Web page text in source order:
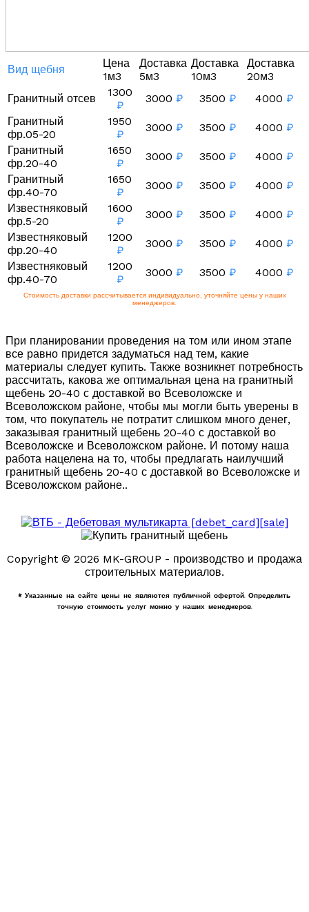
Вид щебня
Цена
1м3
Доставка
5м3
Доставка
10м3
Доставка
20м3
Гранитный отсев
1300
₽
3000 ₽ 3500 ₽ 4000 ₽
Гранитный
фр.05-20
1950
₽
3000 ₽ 3500 ₽ 4000 ₽
Гранитный
фр.20-40
1650
₽
3000 ₽ 3500 ₽ 4000 ₽
Гранитный
фр.40-70
1650
₽
3000 ₽ 3500 ₽ 4000 ₽
Известняковый
фр.5-20
1600
₽
3000 ₽ 3500 ₽ 4000 ₽
Известняковый
фр.20-40
1200
₽
3000 ₽ 3500 ₽ 4000 ₽
Известняковый
фр.40-70
1200
₽
3000 ₽ 3500 ₽ 4000 ₽
Стоимость доставки рассчитывается индивидуально, уточняйте цены у наших
менеджеров.
При планировании проведения на том или ином этапе
все равно придется задуматься над тем, какие
материалы следует купить. Также возникнет потребность
рассчитать, какова же оптимальная цена на гранитный
щебень 20-40 с доставкой во Всеволожске и
Всеволожском районе, чтобы мы могли быть уверены в
том, что покупатель не потратит слишком много денег,
заказывая гранитный щебень 20-40 с доставкой во
Всеволожске и Всеволожском районе. И потому наша
работа нацелена на то, чтобы предлагать наилучший
гранитный щебень 20-40 с доставкой во Всеволожске и
Всеволожском районе..
Copyright © 2026 MK-GROUP - производство и продажа
строительных материалов.
* Указанные на сайте цены не являются публичной офертой. Определить
точную стоимость услуг можно у наших менеджеров.